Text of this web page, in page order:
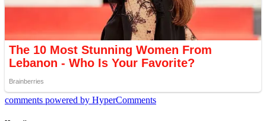
comments powered by HyperComments